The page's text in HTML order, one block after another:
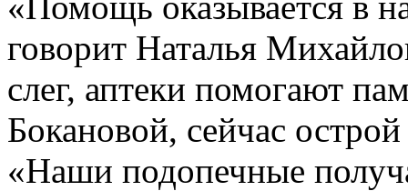
говорит Наталья
слег, аптеки помогают
Бокановой, сейчас
«Наши подопечные